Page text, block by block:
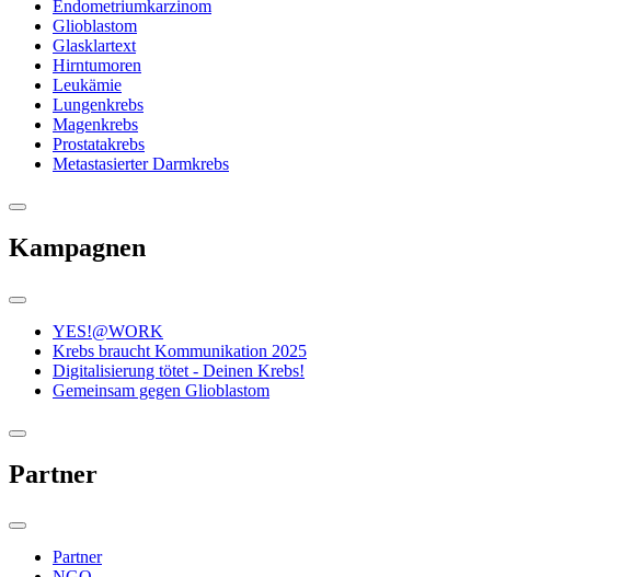
Endometriumkarzinom
Glioblastom
Glasklartext
Hirntumoren
Leukämie
Lungenkrebs
Magenkrebs
Prostatakrebs
Metastasierter Darmkrebs
Kampagnen
YES!@WORK
Krebs braucht Kommunikation 2025
Digitalisierung tötet - Deinen Krebs!
Gemeinsam gegen Glioblastom
Partner
Partner